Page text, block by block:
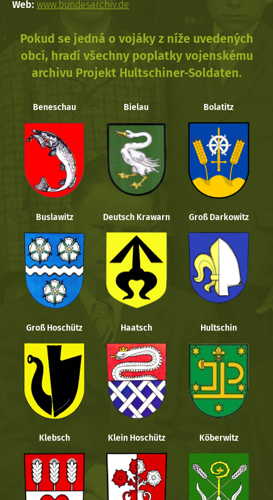
Web: www.bundesarchiv.de
Pokud se jedná o vojáky z níže uvedených
obcí, hradí všechny poplatky vojenskému
archivu Projekt Hultschiner-Soldaten.
Beneschau Bielau Bolatitz
Buslawitz Deutsch Krawarn Groß Darkowitz
Groß Hoschütz Haatsch Hultschin
Klebsch Klein Hoschütz Köberwitz